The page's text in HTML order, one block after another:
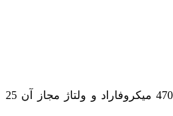
خازن الکترولیت با ظرفیت 4700 میکروفاراد و ولتاژ مجاز آن 25